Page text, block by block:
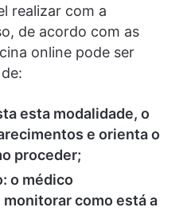
realizar com a
de acordo com as
online pode ser
esta modalidade, o
e orienta o
proceder;
o médico
como está a